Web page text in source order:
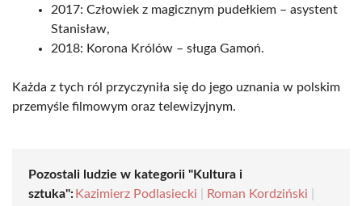
2017: Człowiek z magicznym pudełkiem – asystent
Stanisław,
2018: Korona Królów – sługa Gamoń.
Każda z tych ról przyczyniła się do jego uznania w polskim
przemyśle filmowym oraz telewizyjnym.
Pozostali ludzie w kategorii "Kultura i
sztuka": Kazimierz Podlasiecki Roman Kordziński